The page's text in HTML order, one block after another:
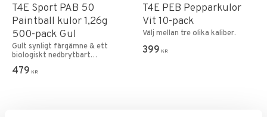
T4E Sport PAB 50
Paintball kulor 1,26g
500-pack Gul
Gult synligt färgämne & ett
biologiskt nedbrytbart
gelatinhölje.
479 KR
T4E PEB Pepparkulor
Vit 10-pack
Välj mellan tre olika kaliber.
399 KR